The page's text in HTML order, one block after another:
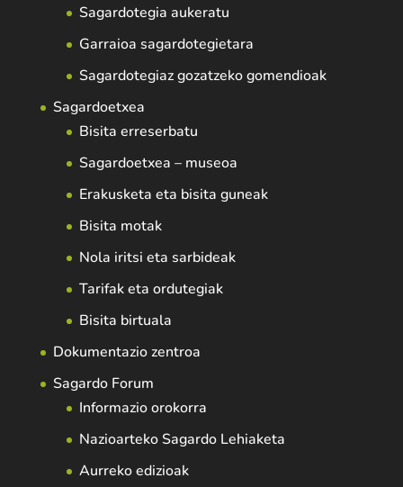
Sagardotegia aukeratu
Garraioa sagardotegietara
Sagardotegiaz gozatzeko gomendioak
Sagardoetxea
Bisita erreserbatu
Sagardoetxea – museoa
Erakusketa eta bisita guneak
Bisita motak
Nola iritsi eta sarbideak
Tarifak eta ordutegiak
Bisita birtuala
Dokumentazio zentroa
Sagardo Forum
Informazio orokorra
Nazioarteko Sagardo Lehiaketa
Aurreko edizioak